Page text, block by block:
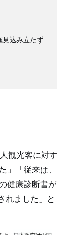
見込み立たず
観光客に対す
」「従来は、
健康診断書が
れました」と